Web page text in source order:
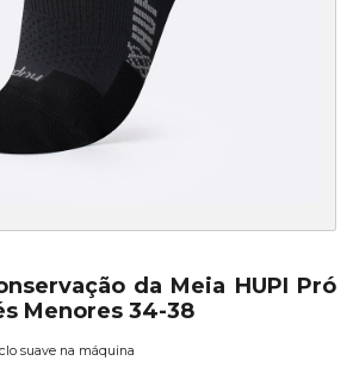
da Meia HUPI Pró
Menores 34-38
suave na máquina